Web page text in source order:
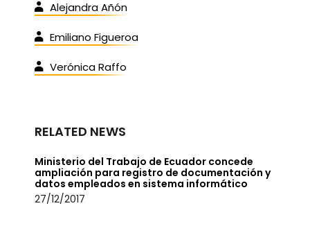
Alejandra Añón
Emiliano Figueroa
Verónica Raffo
RELATED NEWS
Ministerio del Trabajo de Ecuador concede
ampliación para registro de documentación y
datos empleados en sistema informático
27/12/2017